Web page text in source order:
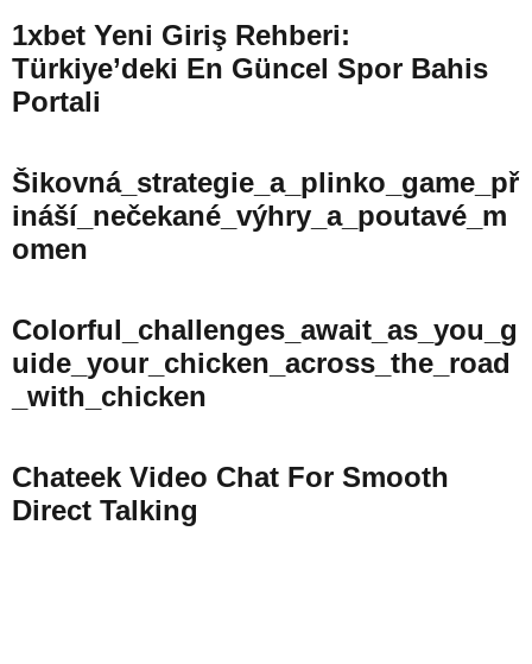
1xbet Yeni Giriş Rehberi:
Türkiye’deki En Güncel Spor Bahis
Portali
Šikovná_strategie_a_plinko_game_př
Ináší_nečekané_výhry_a_poutavé_m
Omen
Colorful_challenges_await_as_you_g
Uide_your_chicken_across_the_road
_with_chicken
Chateek Video Chat For Smooth
Direct Talking